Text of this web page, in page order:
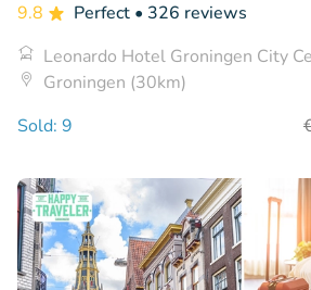
9.8
Perfect • 326 reviews
Leonardo Hotel Groningen City
Groningen (30km)
Sold: 9